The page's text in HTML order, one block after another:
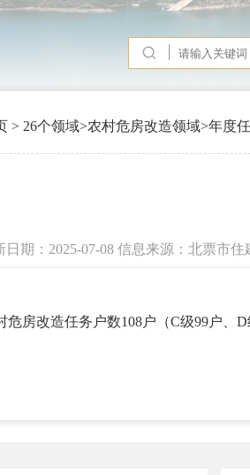
> 26个领域>农村危房改造领域>年度
日期：2025-07-08 信息来源：北票市
危房改造任务户数108户（C级99户、